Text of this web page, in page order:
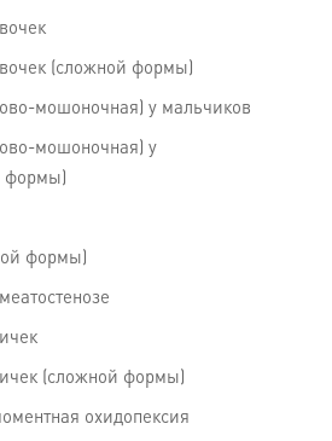
(сложной формы)
мошоночная) у мальчиков
мошоночная) у
формы)
формы)
(сложной формы)
охидопексия